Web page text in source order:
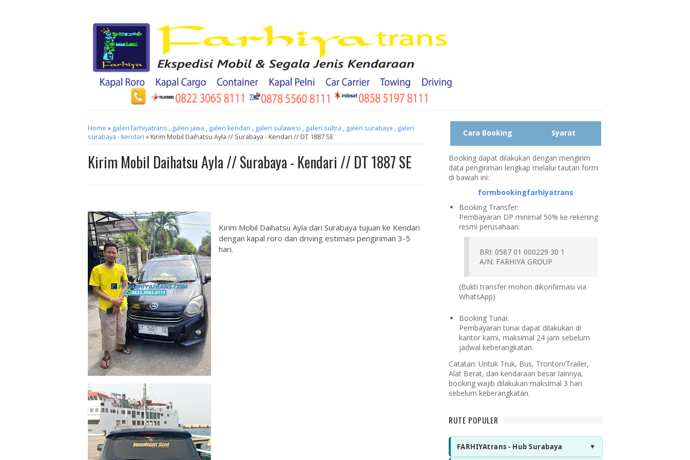
Home » galeri farhiyatrans , galeri jawa , galeri kendari , galeri sulawesi , galeri sultra , galeri surabaya , galeri
surabaya - kendari » Kirim Mobil Daihatsu Ayla // Surabaya - Kendari // DT 1887 SE
Kirim Mobil Daihatsu Ayla // Surabaya - Kendari // DT 1887 SE
Kirim Mobil Daihatsu Ayla dari Surabaya tujuan ke Kendari
dengan kapal roro dan driving estimasi pengiriman 3-5
hari.
Cara Booking Syarat
Booking dapat dilakukan dengan mengirim
data pengiriman lengkap melalui tautan form
di bawah ini:
formbookingfarhiyatrans
Booking Transfer:
Pembayaran DP minimal 50% ke rekening
resmi perusahaan:
BRI: 0587 01 000229 30 1
A/N: FARHIYA GROUP
(Bukti transfer mohon dikonfirmasi via
WhatsApp)
Booking Tunai:
Pembayaran tunai dapat dilakukan di
kantor kami, maksimal 24 jam sebelum
jadwal keberangkatan.
Catatan: Untuk Truk, Bus, Tronton/Trailer,
Alat Berat, dan kendaraan besar lainnya,
booking wajib dilakukan maksimal 3 hari
sebelum keberangkatan.
RUTE POPULER
FARHIYAtrans - Hub Surabaya